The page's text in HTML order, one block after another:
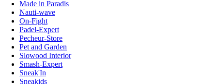
Made in Paradis
Nauti-wave
On-Fight
Padel-Expert
Pecheur-Store
Pet and Garden
Slowood Interior
Smash-Expert
Sneak'In
Sneakids